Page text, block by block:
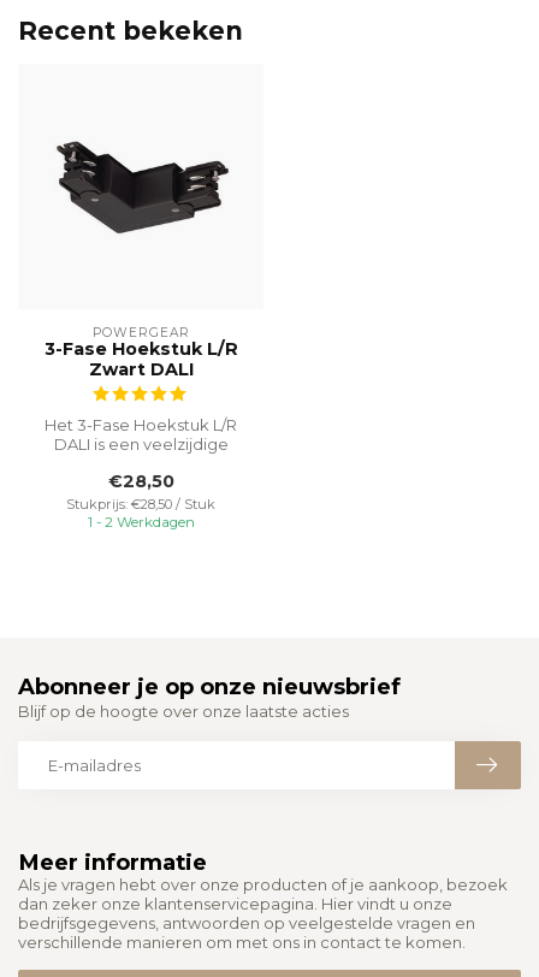
Recent bekeken
POWERGEAR
3-Fase Hoekstuk L/R
Zwart DALI
Het 3-Fase Hoekstuk L/R
DALI is een veelzijdige
ontwo...
€28,50
Stukprijs: €28,50 / Stuk
1 - 2 Werkdagen
Meer informatie
Als je vragen hebt over onze producten of je aankoop, bezoek
dan zeker onze klantenservicepagina. Hier vindt u onze
bedrijfsgegevens, antwoorden op veelgestelde vragen en
verschillende manieren om met ons in contact te komen.
Abonneer je op onze nieuwsbrief
Blijf op de hoogte over onze laatste acties